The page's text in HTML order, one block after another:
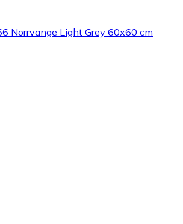
Norrvange Light Grey 60x60 cm